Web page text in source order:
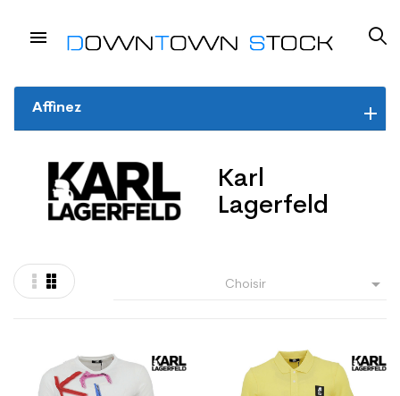
Affinez
Karl
Lagerfeld
Choisir 